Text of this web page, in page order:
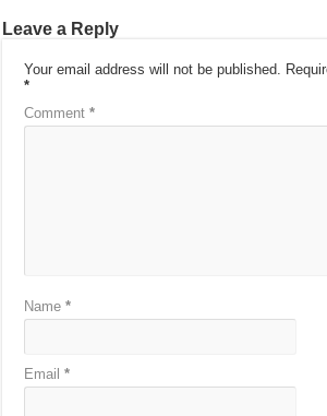
Leave a Reply
Your email address will not be published.
*
Comment*
Name*
Email*